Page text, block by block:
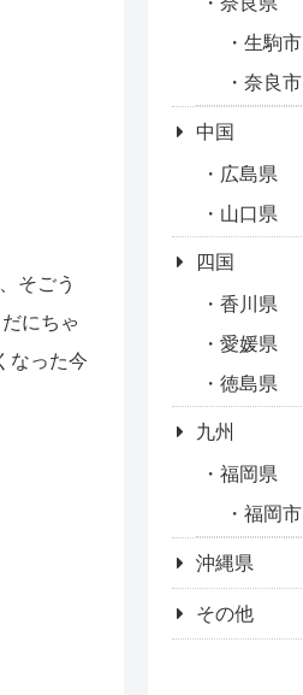
そごう
にちゃ
なった今
生駒市
奈良市
中国
広島県
山口県
四国
香川県
愛媛県
徳島県
九州
福岡県
福岡市
沖縄県
その他